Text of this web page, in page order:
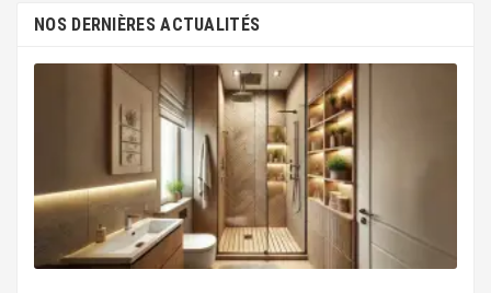
NOS DERNIÈRES ACTUALITÉS